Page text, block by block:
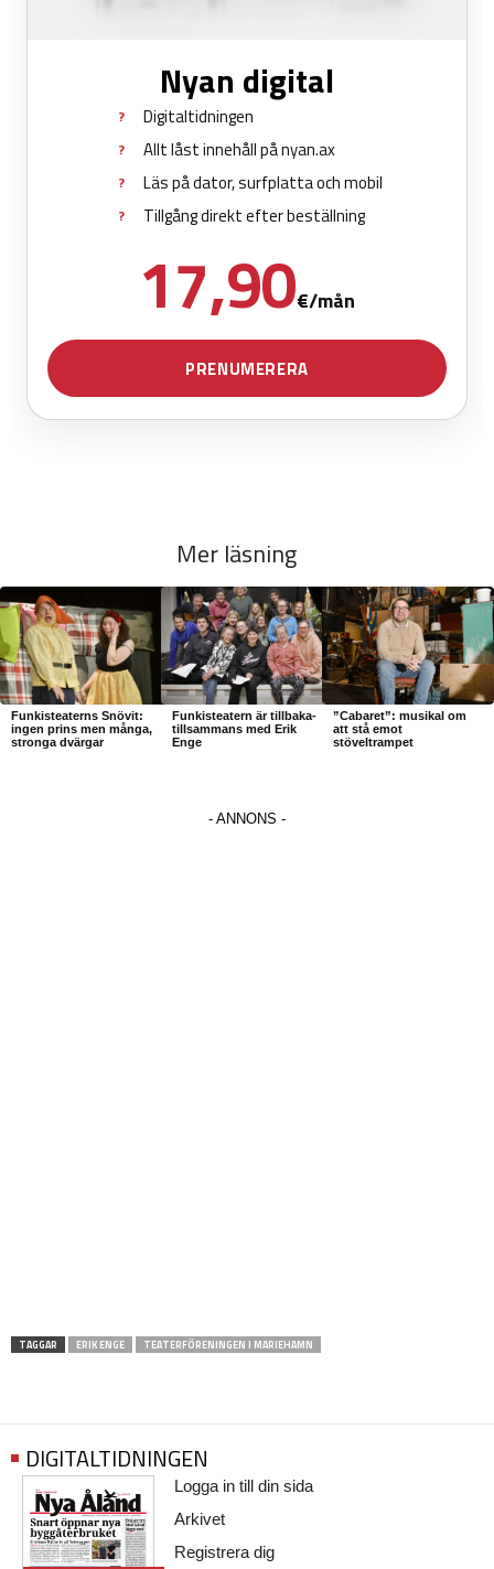
Mer läsning
Funkisteaterns Snövit:
ingen prins men många,
stronga dvärgar
Funkisteatern är tillbaka-
tillsammans med Erik
Enge
”Cabaret”: musikal om
att stå emot
stöveltrampet
TAGGAR ERIK ENGE TEATERFÖRENINGEN I MARIEHAMN
DIGITALTIDNINGEN
Logga in till din sida
Arkivet
Registrera dig